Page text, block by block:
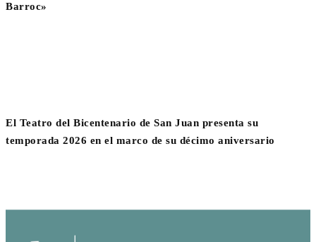
Barroc»
El Teatro del Bicentenario de San Juan presenta su
temporada 2026 en el marco de su décimo aniversario